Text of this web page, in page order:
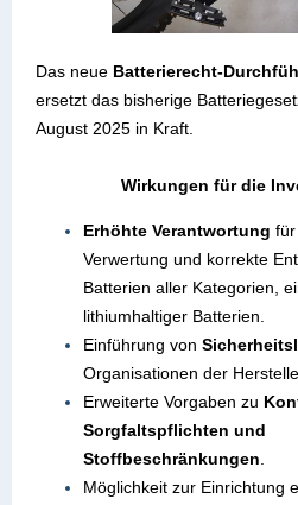
Das neue Batterierecht-
ersetzt das bisherige
August 2025 in Kraft.
Wirkungen für die
Erhöhte Verantwortung für
Verwertung und korrekte
Batterien aller Kategorien,
lithiumhaltiger Batterien.
Einführung von
Organisationen der
Erweiterte Vorgaben zu
Sorgfaltspflichten und
Stoffbeschränkungen
Möglichkeit zur Einrichtung